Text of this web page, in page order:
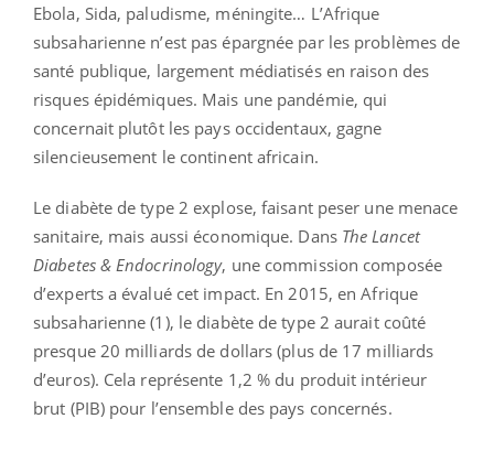
Ebola, Sida, paludisme, méningite… L’Afrique
subsaharienne n’est pas épargnée par les problèmes de
santé publique, largement médiatisés en raison des
risques épidémiques. Mais une pandémie, qui
concernait plutôt les pays occidentaux, gagne
silencieusement le continent africain.
Le diabète de type 2 explose, faisant peser une menace
sanitaire, mais aussi économique. Dans The Lancet
Diabetes & Endocrinology, une commission composée
d’experts a évalué cet impact. En 2015, en Afrique
subsaharienne (1), le diabète de type 2 aurait coûté
presque 20 milliards de dollars (plus de 17 milliards
d’euros). Cela représente 1,2 % du produit intérieur
brut (PIB) pour l’ensemble des pays concernés.